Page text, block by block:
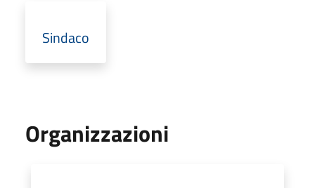
Sindaco
Organizzazioni